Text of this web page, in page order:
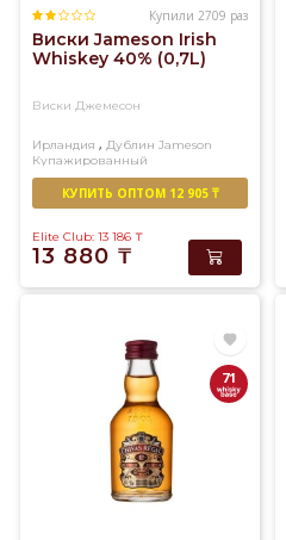
Купили 2709 раз
Виски Jameson Irish
Whiskey 40% (0,7L)
Виски Джемесон
Ирландия , Дублин Jameson
Купажированный
КУПИТЬ ОПТОМ 12 905 ₸
Elite Club: 13 186 ₸
13 880 ₸
71